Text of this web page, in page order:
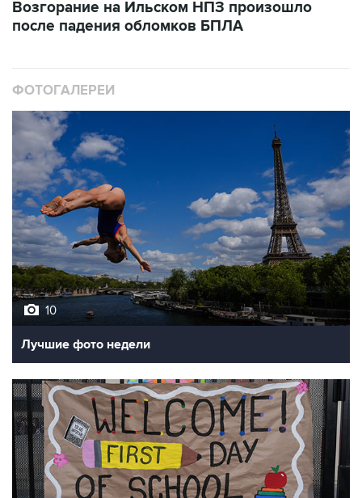
Возгорание на Ильском НПЗ произошло
после падения обломков БПЛА
ФОТОГАЛЕРЕИ
10
Лучшие фото недели